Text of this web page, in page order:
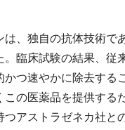
は、独自の抗体技術で
。臨床試験の結果、従
かつ速やかに除去する
この医薬品を提供する
つアストラゼネカ社と